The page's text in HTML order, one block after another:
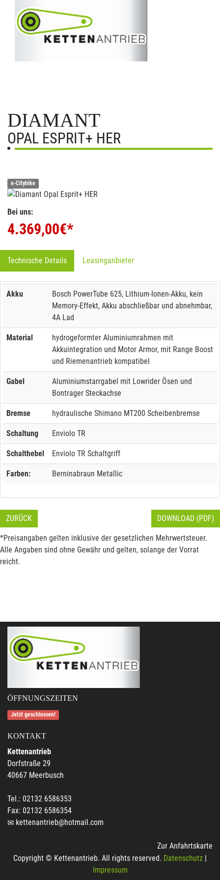
DIAMANT
OPAL ESPRIT+ HER
e-Citybike
Bei uns:
4.369,00€*
Technische Details Leasinganbieter
Akku
Bosch PowerTube 625, Lithium-Ionen-Akku, kein
Memory-Effekt, Akku abschließbar und abnehmbar,
4A Lad
Material
hydrogeformter Aluminiumrahmen mit
Akkuintegration und Motor Armor, mit Range Boost
und Riemenantrieb kompatibel
Gabel
Aluminiumstarrgabel mit Lowrider Ösen und
Bontrager Steckachse
Bremse hydraulische Shimano MT200 Scheibenbremse
Schaltung Enviolo TR
Schalthebel Enviolo TR Schaltgriff
Farben: Berninabraun Metallic
ZURÜCK DOWNLOAD (PDF)
*Preisangaben gelten inklusive der gesetzlichen Mehrwertsteuer.
Alle Angaben sind ohne Gewähr und gelten, solange der Vorrat
reicht.
ÖFFNUNGSZEITEN
Jetzt geschlossen!
KONTAKT
Kettenantrieb
Dorfstraße 29
40667 Meerbusch
Tel.: 02132 6586353
Fax: 02132 6586354
kettenantrieb@hotmail.com
Zur Anfahrtskarte
Copyright © Kettenantrieb. All rights reserved. Datenschutz |
Impressum